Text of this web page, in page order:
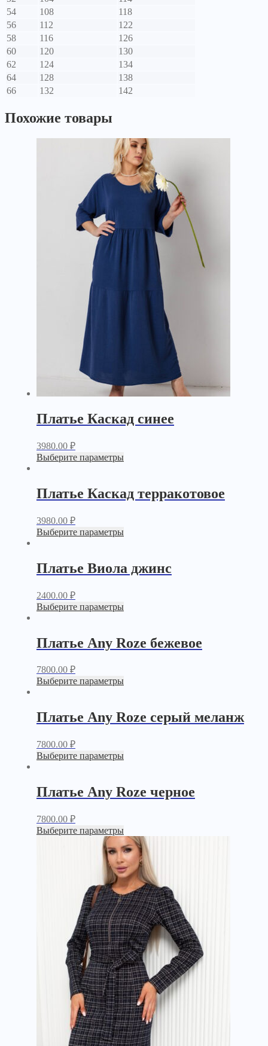
54
108
118
56
112
122
58
116
126
60
120
130
62
124
134
64
128
138
66
132 142
Похожие товары
Платье Каскад синее
3980.00 ₽
Выберите параметры
Платье Каскад терракотовое
3980.00 ₽
Выберите параметры
Платье Виола джинс
2400.00 ₽
Выберите параметры
Платье Any Roze бежевое
7800.00 ₽
Выберите параметры
Платье Any Roze серый меланж
7800.00 ₽
Выберите параметры
Платье Any Roze черное
7800.00 ₽
Выберите параметры